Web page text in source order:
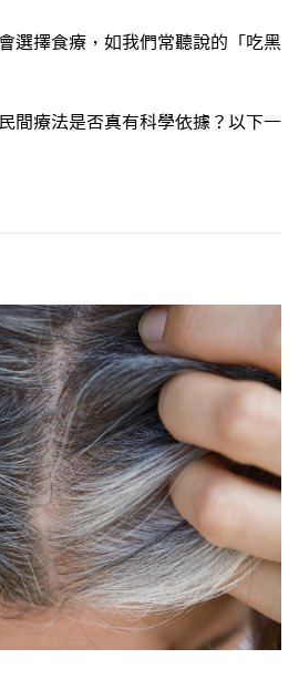
選擇食療，如我們常聽說的「吃黑
間療法是否真有科學依據？以下一